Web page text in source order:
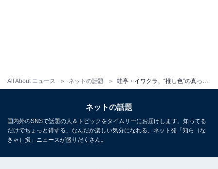
All About ニュース ネットの話題
ネットの話題
国内外のSNSで話題の人＆トピックをタイムリーにお届けします。知ってる
だけでちょっと得する、なんだか楽しい気分になれる、ネット発「知ら（な
きゃ）損」ニュースが盛りだくさん。